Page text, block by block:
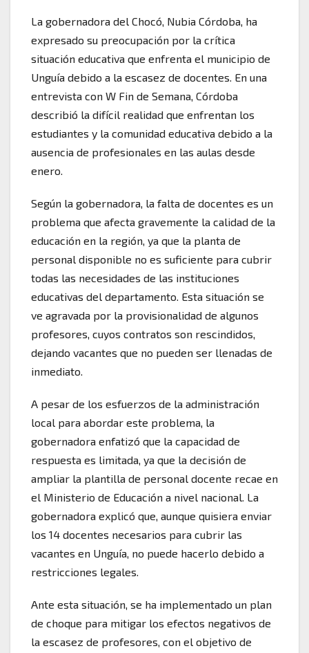
La gobernadora del Chocó, Nubia Córdoba, ha
expresado su preocupación por la crítica
situación educativa que enfrenta el municipio de
Unguía debido a la escasez de docentes. En una
entrevista con W Fin de Semana, Córdoba
describió la difícil realidad que enfrentan los
estudiantes y la comunidad educativa debido a la
ausencia de profesionales en las aulas desde
enero.
Según la gobernadora, la falta de docentes es un
problema que afecta gravemente la calidad de la
educación en la región, ya que la planta de
personal disponible no es suficiente para cubrir
todas las necesidades de las instituciones
educativas del departamento. Esta situación se
ve agravada por la provisionalidad de algunos
profesores, cuyos contratos son rescindidos,
dejando vacantes que no pueden ser llenadas de
inmediato.
A pesar de los esfuerzos de la administración
local para abordar este problema, la
gobernadora enfatizó que la capacidad de
respuesta es limitada, ya que la decisión de
ampliar la plantilla de personal docente recae en
el Ministerio de Educación a nivel nacional. La
gobernadora explicó que, aunque quisiera enviar
los 14 docentes necesarios para cubrir las
vacantes en Unguía, no puede hacerlo debido a
restricciones legales.
Ante esta situación, se ha implementado un plan
de choque para mitigar los efectos negativos de
la escasez de profesores, con el objetivo de